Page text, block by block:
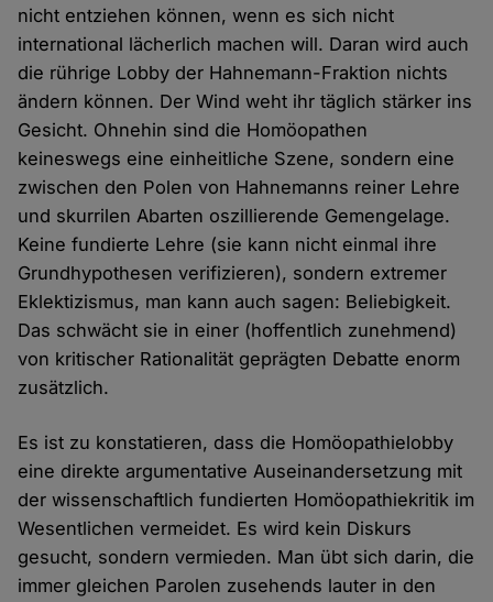
nicht entziehen können, wenn es sich nicht
international lächerlich machen will. Daran wird auch
die rührige Lobby der Hahnemann-Fraktion nichts
ändern können. Der Wind weht ihr täglich stärker ins
Gesicht. Ohnehin sind die Homöopathen
keineswegs eine einheitliche Szene, sondern eine
zwischen den Polen von Hahnemanns reiner Lehre
und skurrilen Abarten oszillierende Gemengelage.
Keine fundierte Lehre (sie kann nicht einmal ihre
Grundhypothesen verifizieren), sondern extremer
Eklektizismus, man kann auch sagen: Beliebigkeit.
Das schwächt sie in einer (hoffentlich zunehmend)
von kritischer Rationalität geprägten Debatte enorm
zusätzlich.
Es ist zu konstatieren, dass die Homöopathielobby
eine direkte argumentative Auseinandersetzung mit
der wissenschaftlich fundierten Homöopathiekritik im
Wesentlichen vermeidet. Es wird kein Diskurs
gesucht, sondern vermieden. Man übt sich darin, die
immer gleichen Parolen zusehends lauter in den